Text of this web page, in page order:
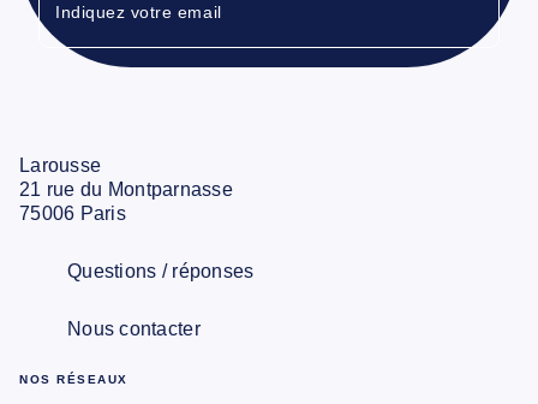
Indiquez votre email
Larousse
21 rue du Montparnasse
75006 Paris
Questions / réponses
Nous contacter
NOS RÉSEAUX